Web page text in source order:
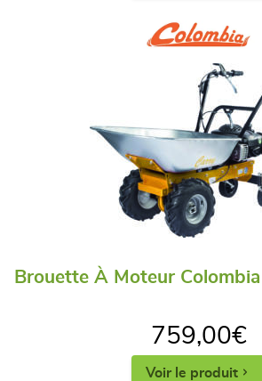
Brouette À Moteur
759,00€
Voir le produit